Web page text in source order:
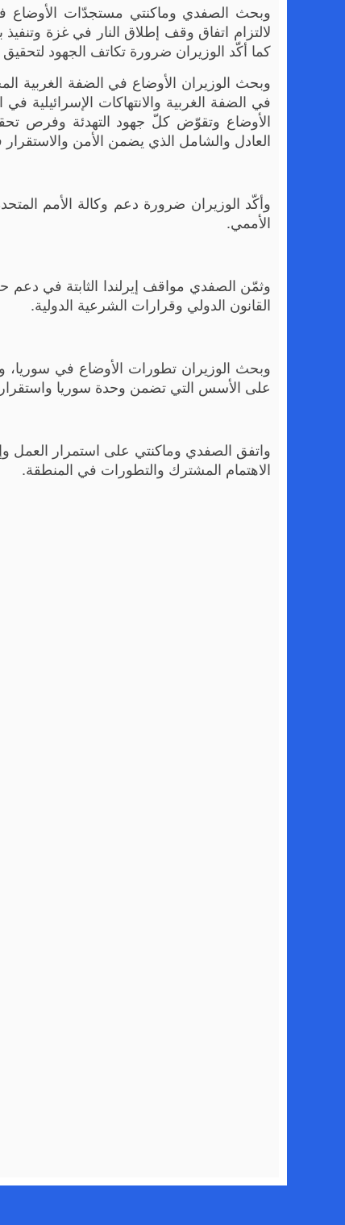
وبحث الصفدي وماكنتي مستجدّات الأوضاع
لالتزام اتفاق وقف إطلاق النار في غزة
كما أكّد الوزيران ضرورة تكاتف الجهود
وبحث الوزيران الأوضاع في الضفة الغربية
في الضفة الغربية والانتهاكات الإسرائيلية
الأوضاع وتقوّض كلّ جهود التهدئة وفرص
العادل والشامل الذي يضمن الأمن
‏وأكّد الوزيران ضرورة دعم وكالة الأمم
الأممي.
‏وثمّن الصفدي مواقف إيرلندا الثابتة في
القانون الدولي وقرارات الشرعية الدولية.
‏وبحث الوزيران تطورات الأوضاع في سوريا،
على الأسس التي تضمن وحدة سوريا
واتفق الصفدي وماكنتي على استمرار العمل
الاهتمام المشترك والتطورات في المنطقة.